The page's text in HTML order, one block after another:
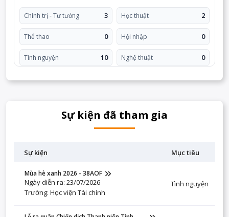
Chính trị - Tư tưởng 3 Học thuật 2
Thể thao 0 Hội nhập 0
Tình nguyện 10 Nghệ thuật 0
Sự kiện đã tham gia
Sự kiện Mục tiêu
Mùa hè xanh 2026 - 38AOF
Ngày diễn ra: 23/07/2026
Trường: Học viện Tài chính
Tình nguyện